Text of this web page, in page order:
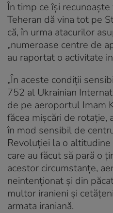
În timp ce își
Teheran dă vina tot pe
că, în urma atacurilor
„numeroase centre de
au raportat o activitate
„În aceste condiții
752 al Ukrainian
de pe aeroportul Imam
făcea mișcări de rotație,
în mod sensibil de
Revoluției la o
care au făcut să pară o
acestor circumstanțe,
neintenționat și din
multor iranieni și
armata iraniană.